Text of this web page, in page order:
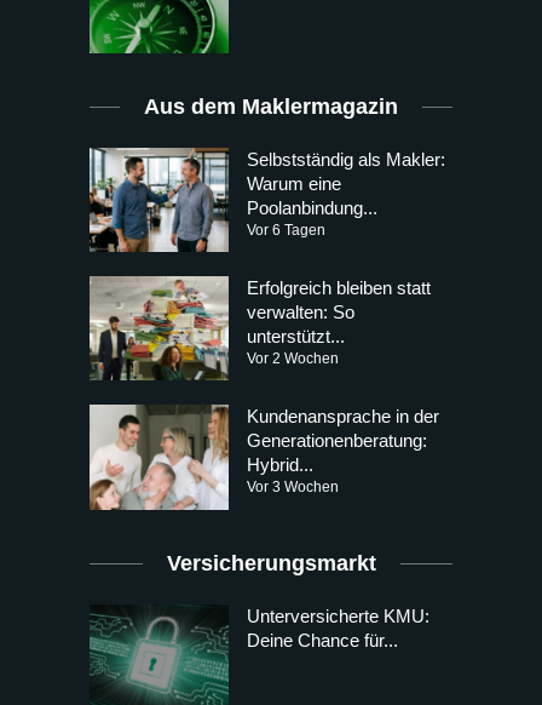
Aus dem Maklermagazin
Selbstständig als Makler:
Warum eine
Poolanbindung...
Vor 6 Tagen
Erfolgreich bleiben statt
verwalten: So
unterstützt...
Vor 2 Wochen
Kundenansprache in der
Generationenberatung:
Hybrid...
Vor 3 Wochen
Versicherungsmarkt
Unterversicherte KMU:
Deine Chance für...